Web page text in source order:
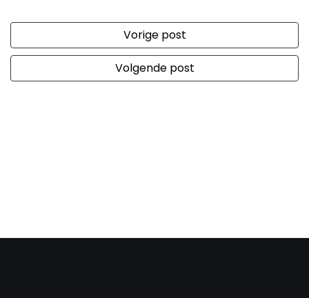
Vorige post
Volgende post